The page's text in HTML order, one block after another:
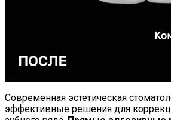
Современная эстетическая
эффективные решения для